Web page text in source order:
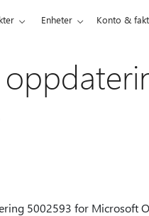
Enheter Konto &
5002593 for Microsoft